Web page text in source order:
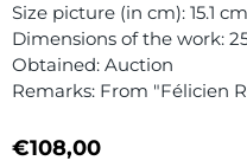
Size picture (in cm): 15.1
Dimensions of the work:
Obtained: Auction
Remarks: From "Félicien
€108,00